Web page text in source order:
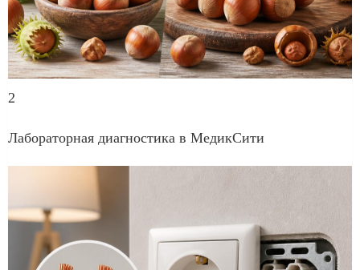
2
Лабораторная диагностика в МедикСити